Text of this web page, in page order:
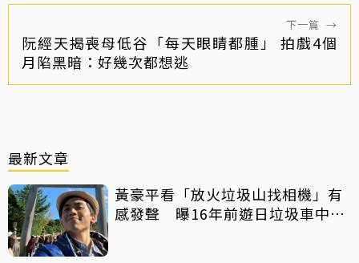
下一篇 →
阮經天揭喪母低谷「每天眼睛都腫」 拍戲4個
月陷黑暗：好幾次都想逃
最新文章
黃豪平看「放火垃圾山找相機」有
感發聲 曝16年前遊日垃圾車中含